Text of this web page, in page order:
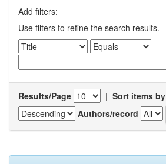
Add filters:
Use filters to refine the search results.
Results/Page | Sort items by
Authors/record